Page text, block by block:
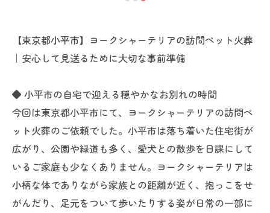
【東京都小平市】ヨークシャーテリアの訪問ペット火葬
｜安心して見送るために大切な事前準備
◆ 小平市の自宅で迎える穏やかなお別れの時間
今回は東京都小平市にて、ヨークシャーテリアの訪問ペ
ット火葬のご依頼でした。小平市は落ち着いた住宅街が
広がり、公園や緑道も多く、愛犬との散歩を日課にして
いるご家庭も少なくありません。ヨークシャーテリアは
小柄な体でありながら家族との距離が近く、抱っこをせ
がんだり、足元をついて歩いたりする姿が日常の一部に